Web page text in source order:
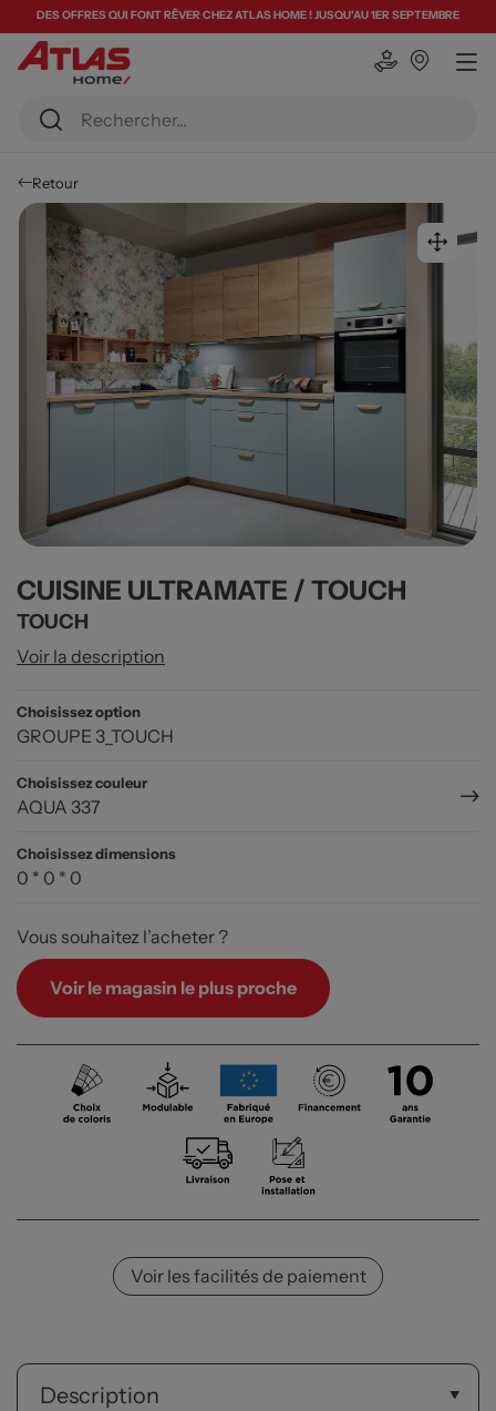
DES OFFRES QUI FONT RÊVER CHEZ ATLAS HOME ! JUSQU'AU 1ER SEPTEMBRE
Retour
CUISINE ULTRAMATE / TOUCH
TOUCH
Voir la description
Choisissez option
GROUPE 3_TOUCH
Choisissez couleur
AQUA 337
Choisissez dimensions
0 * 0 * 0
Vous souhaitez l’acheter ?
Voir le magasin le plus proche
Voir les facilités de paiement
Description